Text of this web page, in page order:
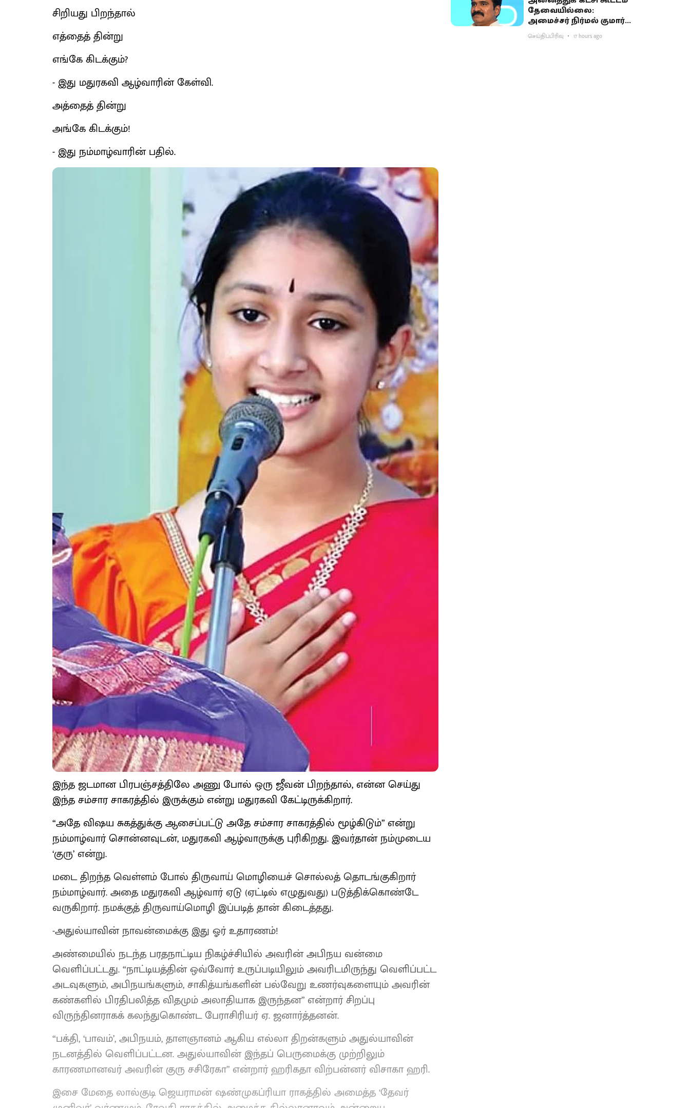
சிறியது பிறந்தால்
எத்தைத் தின்று
எங்கே கிடக்கும்?
- இது மதுரகவி ஆழ்வாரின் கேள்வி.
அத்தைத் தின்று
அங்கே கிடக்கும்!
- இது நம்மாழ்வாரின் பதில்.
இந்த ஜடமான பிரபஞ்சத்திலே அணு போல் ஒரு ஜீவன் பிறந்தால், என்ன செய்து
இந்த சம்சார சாகரத்தில் இருக்கும் என்று மதுரகவி கேட்டிருக்கிறார்.
“அதே விஷய சுகத்துக்கு ஆசைப்பட்டு அதே சம்சார சாகரத்தில் மூழ்கிடும்” என்று
நம்மாழ்வார் சொன்னவுடன், மதுரகவி ஆழ்வாருக்கு புரிகிறது. இவர்தான் நம்முடைய
‘குரு’ என்று.
மடை திறந்த வெள்ளம் போல் திருவாய் மொழியைச் சொல்லத் தொடங்குகிறார்
நம்மாழ்வார். அதை மதுரகவி ஆழ்வார் ஏடு (ஏட்டில் எழுதுவது) படுத்திக்கொண்டே
வருகிறார். நமக்குத் திருவாய்மொழி இப்படித் தான் கிடைத்தது.
-அதுல்யாவின் நாவன்மைக்கு இது ஓர் உதாரணம்!
அண்மையில் நடந்த பரதநாட்டிய நிகழ்ச்சியில் அவரின் அபிநய வன்மை
வெளிப்பட்டது. “நாட்டியத்தின் ஒவ்வோர் உருப்படியிலும் அவரிடமிருந்து வெளிப்பட்ட
அடவுகளும், அபிநயங்களும், சாகித்யங்களின் பல்வேறு உணர்வுகளையும் அவரின்
கண்களில் பிரதிபலித்த விதமும் அலாதியாக இருந்தன” என்றார் சிறப்பு
விருந்தினராகக் கலந்துகொண்ட பேராசிரியர் ஏ. ஜனார்த்தனன்.
“பக்தி, ‘பாவம்’, அபிநயம், தாளஞானம் ஆகிய எல்லா திறன்களும் அதுல்யாவின்
நடனத்தில் வெளிப்பட்டன. அதுல்யாவின் இந்தப் பெருமைக்கு முற்றிலும்
காரணமானவர் அவரின் குரு சசிரேகா” என்றார் ஹரிகதா விற்பன்னர் விசாகா ஹரி.
இசை மேதை லால்குடி ஜெயராமன் ஷண்முகப்ரியா ராகத்தில் அமைத்த ‘தேவர்
தேவையில்லை:
அமைச்சர் நிர்மல் குமார்
விளக்கம்
செய்திப்பிரிவு 17 hours ago